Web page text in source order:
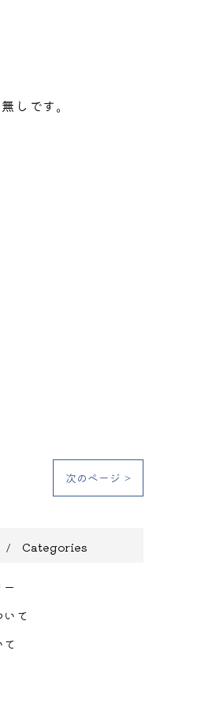
しです。
次のページ >
Categories
いて